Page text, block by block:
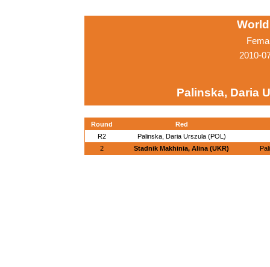
2010-
Palinska, Daria
Round
Red
R2
Palinska, Daria Urszula (POL)
2
Stadnik Makhinia, Alina (UKR)